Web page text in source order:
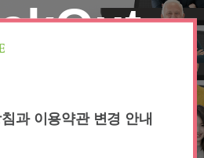
JOIN
과 이용약관 변경 안내